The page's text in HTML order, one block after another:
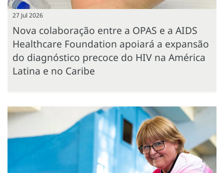
27 Jul 2026
Nova colaboração entre a OPAS e a AIDS
Healthcare Foundation apoiará a expansão
do diagnóstico precoce do HIV na América
Latina e no Caribe